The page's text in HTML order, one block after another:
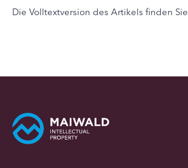
Die Volltextversion des Artikels finden Sie